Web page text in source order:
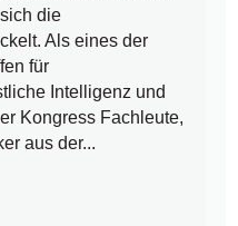
die
Als eines der
für
Intelligenz und
Kongress Fachleute,
aus der...